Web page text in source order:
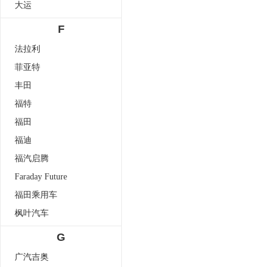
大运
F
法拉利
菲亚特
丰田
福特
福田
福迪
福汽启腾
Faraday Future
福田乘用车
枫叶汽车
G
广汽吉奥